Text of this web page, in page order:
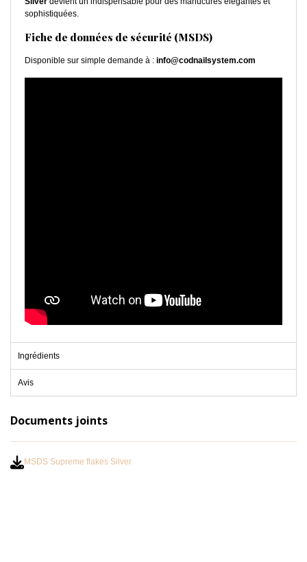
sophistiquées.
Fiche de données de sécurité (MSDS)
Disponible sur simple demande à : info@codnailsystem.com
Ingrédients
Avis
Documents joints
MSDS Supreme flakes Silver